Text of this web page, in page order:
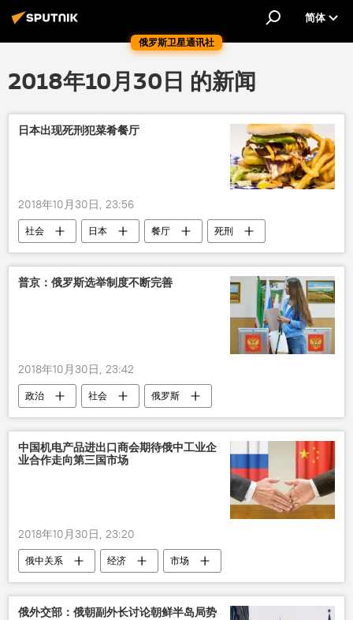
俄罗斯卫星通讯社
简体
2018年10月30日 的新闻
日本出现死刑犯菜肴餐厅
2018年10月30日, 23:56
社会 日本 餐厅 死刑
普京：俄罗斯选举制度不断完善
2018年10月30日, 23:42
政治 社会 俄罗斯
中国机电产品进出口商会期待俄中工业企
业合作走向第三国市场
2018年10月30日, 23:20
俄中关系 经济 市场
俄外交部：俄朝副外长讨论朝鲜半岛局势